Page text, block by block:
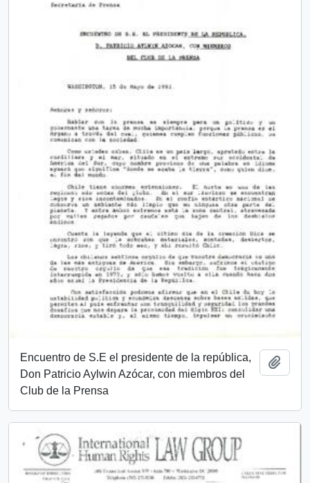
Encuentro de S.E el presidente de la república,
Don Patricio Aylwin Azócar, con miembros del
Club de la Prensa